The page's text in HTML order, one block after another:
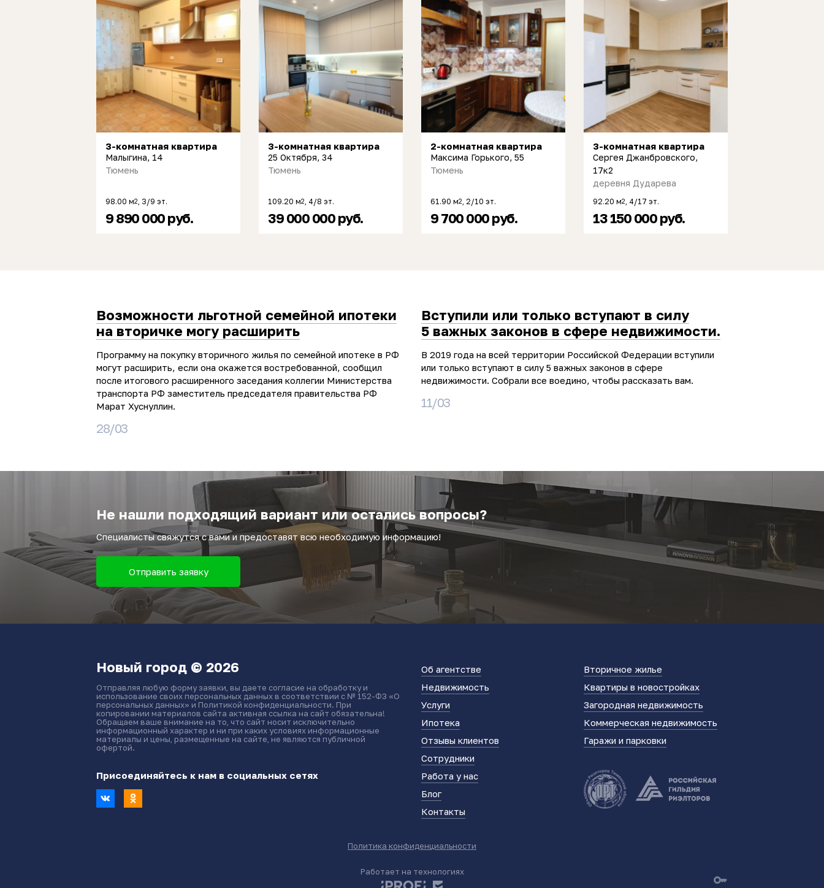
3-комнатная квартира
Малыгина, 14
Тюмень
98.00 м2, 3/9 эт.
9 890 000 руб.
3-комнатная квартира
25 Октября, 34
Тюмень
109.20 м2, 4/8 эт.
39 000 000 руб.
2-комнатная квартира
Максима Горького, 55
Тюмень
61.90 м2, 2/10 эт.
9 700 000 руб.
3-комнатная квартира
Сергея Джанбровского,
17к2
деревня Дударева
92.20 м2, 4/17 эт.
13 150 000 руб.
Возможности льготной семейной ипотеки
на вторичке могу расширить
Программу на покупку вторичного жилья по семейной ипотеке в РФ
могут расширить, если она окажется востребованной, сообщил
после итогового расширенного заседания коллегии Министерства
транспорта РФ заместитель председателя правительства РФ
Марат Хуснуллин.
28/03
Вступили или только вступают в силу
5 важных законов в сфере недвижимости.
В 2019 года на всей территории Российской Федерации вступили
или только вступают в силу 5 важных законов в сфере
недвижимости. Собрали все воедино, чтобы рассказать вам.
11/03
Не нашли подходящий вариант или остались вопросы?
Специалисты свяжутся с вами и предоставят всю необходимую информацию!
Отправить заявку
Новый город © 2026
Отправляя любую форму заявки, вы даете согласие на обработку и
использование своих персональных данных в соответствии с № 152-ФЗ «О
персональных данных» и Политикой конфиденциальности. При
копировании материалов сайта активная ссылка на сайт обязательна!
Обращаем ваше внимание на то, что сайт носит исключительно
информационный характер и ни при каких условиях информационные
материалы и цены, размещенные на сайте, не являются публичной
офертой.
Присоединяйтесь к нам в социальных сетях
Об агентстве
Недвижимость
Услуги
Ипотека
Отзывы клиентов
Сотрудники
Работа у нас
Блог
Контакты
Вторичное жилье
Квартиры в новостройках
Загородная недвижимость
Коммерческая недвижимость
Гаражи и парковки
key
Политика конфиденциальности
Работает на технологиях